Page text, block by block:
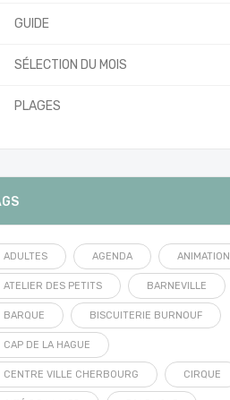
GUIDE
SÉLECTION DU MOIS
PLAGES
ADULTES AGENDA ANIMATION
ATELIER DES PETITS BARNEVILLE
BARQUE BISCUITERIE BURNOUF
CAP DE LA HAGUE
CENTRE VILLE CHERBOURG CIRQUE